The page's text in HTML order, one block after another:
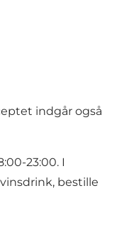
indgår også
23:00. I
bestille